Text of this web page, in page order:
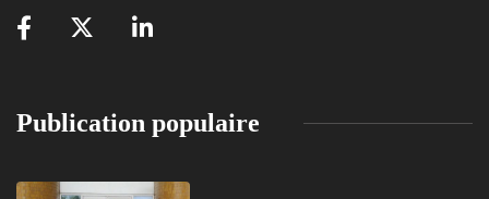
Publication populaire